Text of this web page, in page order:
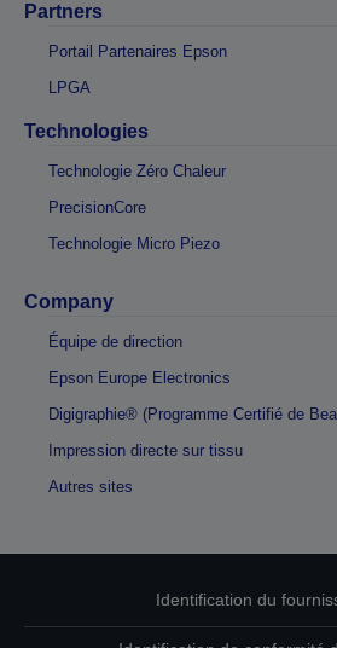
Partners
Portail Partenaires Epson
LPGA
Technologies
Technologie Zéro Chaleur
PrecisionCore
Technologie Micro Piezo
Company
Équipe de direction
Epson Europe Electronics
Digigraphie® (Programme Certifié de
Impression directe sur tissu
Autres sites
Identification du